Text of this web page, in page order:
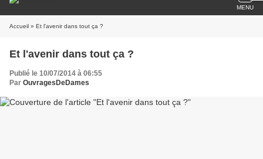
MENU
Accueil » Et l'avenir dans tout ça ?
Et l'avenir dans tout ça ?
Publié le 10/07/2014 à 06:55
Par OuvragesDeDames